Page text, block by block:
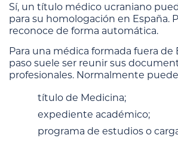
Sí, un título médico ucraniano
para su homologación en España.
reconoce de forma automática.
Para una médica formada fuera de
paso suele ser reunir sus
profesionales. Normalmente
título de Medicina;
expediente académico;
programa de estudios o